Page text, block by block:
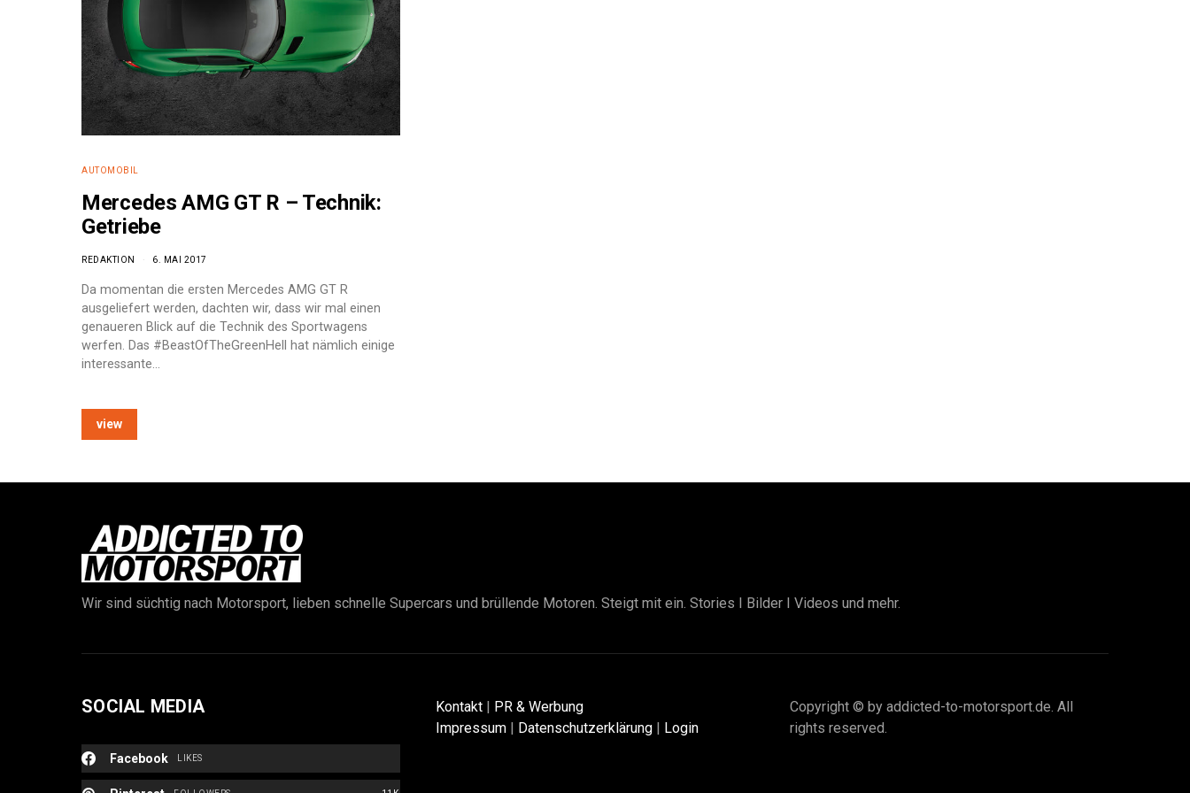
AUTOMOBIL
Mercedes AMG GT R – Technik:
Getriebe
REDAKTION 6. MAI 2017
Da momentan die ersten Mercedes AMG GT R
ausgeliefert werden, dachten wir, dass wir mal einen
genaueren Blick auf die Technik des Sportwagens
werfen. Das #BeastOfTheGreenHell hat nämlich einige
interessante…
view
Wir sind süchtig nach Motorsport, lieben schnelle Supercars und brüllende Motoren. Steigt mit ein. Stories I Bilder I Videos und mehr.
SOCIAL MEDIA
Facebook LIKES
Kontakt | PR & Werbung
Impressum | Datenschutzerklärung | Login
Copyright © by addicted-to-motorsport.de. All
rights reserved.